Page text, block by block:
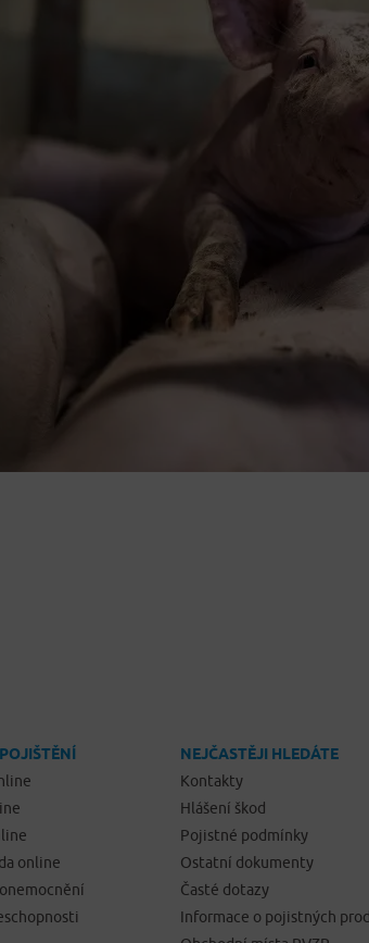
online
NEJČASTĚJI HLEDÁTE
Kontakty
Hlášení škod
Pojistné podmínky
Ostatní dokumenty
Časté dotazy
Informace o pojistných